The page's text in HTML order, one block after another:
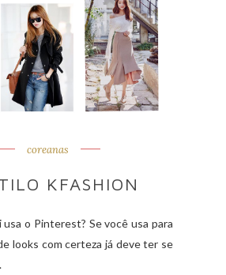
coreanas
KFASHION
o Pinterest? Se você usa para
looks com certeza já deve ter se